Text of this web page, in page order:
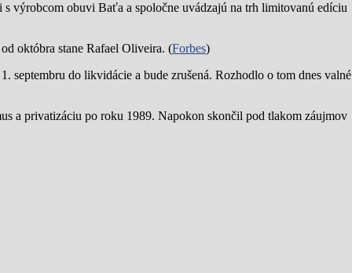
výrobcom obuvi Baťa a spoločne uvádzajú na trh limitovanú edíciu
októbra stane Rafael Oliveira. (Forbes)
septembru do likvidácie a bude zrušená. Rozhodlo o tom dnes valné
a privatizáciu po roku 1989. Napokon skončil pod tlakom záujmov